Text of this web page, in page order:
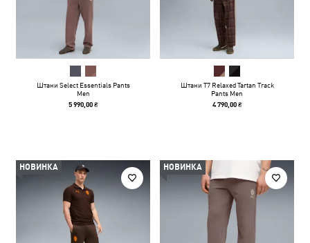
Штани Select Essentials Pants
Men
5 990,00 ₴
Штани T7 Relaxed Tartan Track
Pants Men
4 790,00 ₴
НОВИНКА НОВИНКА